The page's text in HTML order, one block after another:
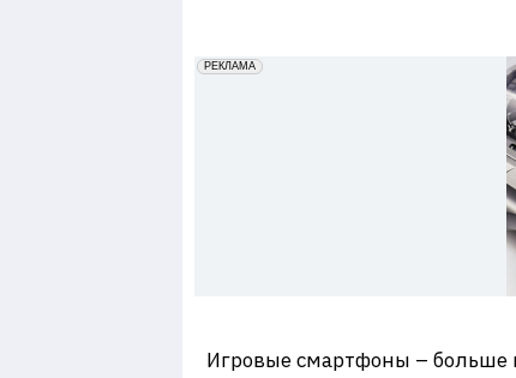
erid: 2VfnxxmNzs5
РЕКЛАМА
Игровые смартфоны – больше